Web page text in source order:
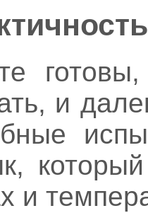
и
и